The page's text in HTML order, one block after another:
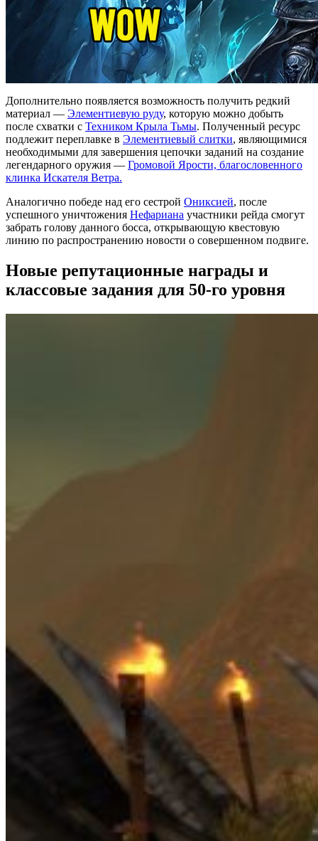
Дополнительно появляется возможность получить редкий
материал — Элементиевую руду, которую можно добыть
после схватки с Техником Крыла Тьмы. Полученный ресурс
подлежит переплавке в Элементиевый слитки, являющимися
необходимыми для завершения цепочки заданий на создание
легендарного оружия — Громовой Ярости, благословенного
клинка Искателя Ветра.
Аналогично победе над его сестрой Ониксией, после
успешного уничтожения Нефариана участники рейда смогут
забрать голову данного босса, открывающую квестовую
линию по распространению новости о совершенном подвиге.
Новые репутационные награды и
классовые задания для 50-го уровня